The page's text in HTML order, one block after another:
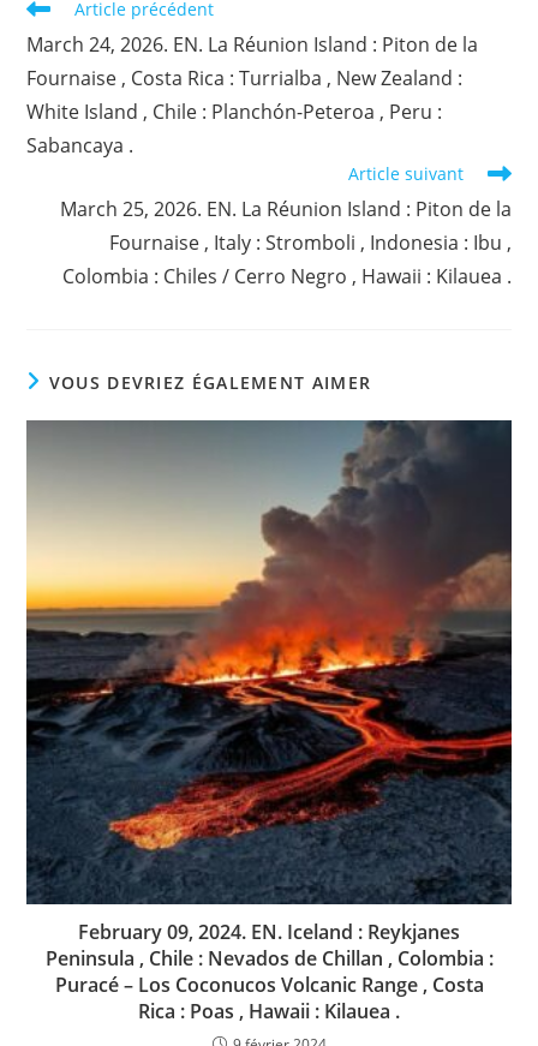
Read
articles
Article précédent
March 24, 2026. EN. La Réunion Island : Piton de la
Fournaise , Costa Rica : Turrialba , New Zealand :
White Island , Chile : Planchón-Peteroa , Peru :
Sabancaya .
Article suivant
March 25, 2026. EN. La Réunion Island : Piton de la
Fournaise , Italy : Stromboli , Indonesia : Ibu ,
Colombia : Chiles / Cerro Negro , Hawaii : Kilauea .
VOUS DEVRIEZ ÉGALEMENT AIMER
February 09, 2024. EN. Iceland : Reykjanes
Peninsula , Chile : Nevados de Chillan , Colombia :
Puracé – Los Coconucos Volcanic Range , Costa
Rica : Poas , Hawaii : Kilauea .